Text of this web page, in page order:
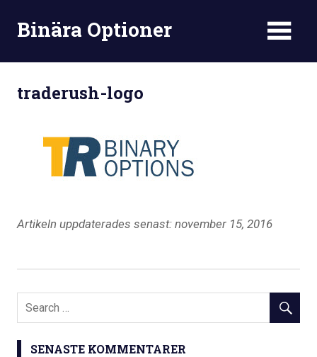
Binära Optioner
traderush-logo
Artikeln uppdaterades senast: november 15, 2016
SENASTE KOMMENTARER